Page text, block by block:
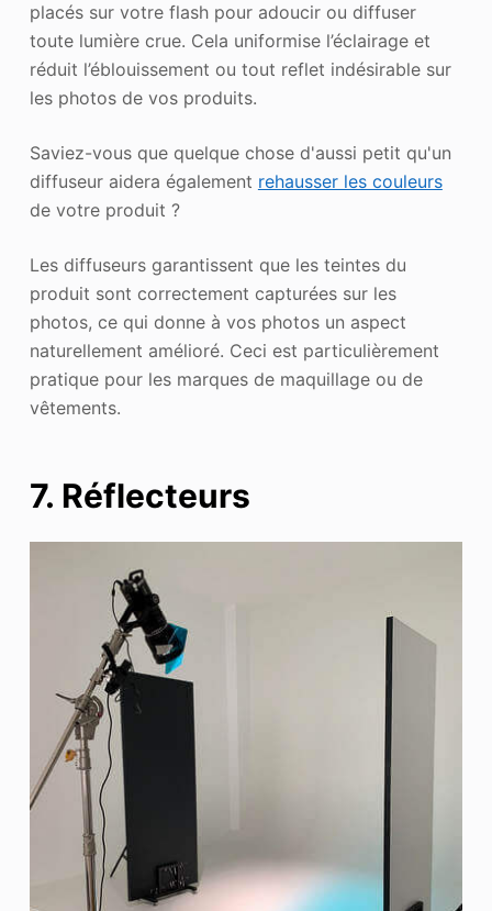
placés sur votre flash pour adoucir ou diffuser
toute lumière crue. Cela uniformise l’éclairage et
réduit l’éblouissement ou tout reflet indésirable sur
les photos de vos produits.
Saviez-vous que quelque chose d'aussi petit qu'un
diffuseur aidera également rehausser les couleurs
de votre produit ?
Les diffuseurs garantissent que les teintes du
produit sont correctement capturées sur les
photos, ce qui donne à vos photos un aspect
naturellement amélioré. Ceci est particulièrement
pratique pour les marques de maquillage ou de
vêtements.
7. Réflecteurs